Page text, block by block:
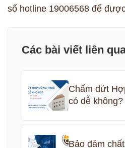
số hotline 19006568 để
Các bài viết liên
Chấm dứt
có dễ không?
Bảo đảm